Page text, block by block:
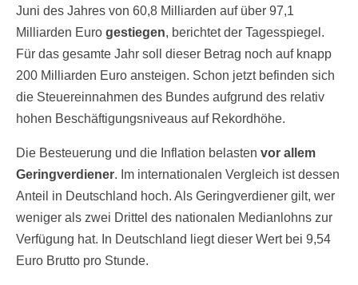
Juni des Jahres von 60,8 Milliarden auf über 97,1
Milliarden Euro gestiegen, berichtet der Tagesspiegel.
Für das gesamte Jahr soll dieser Betrag noch auf knapp
200 Milliarden Euro ansteigen. Schon jetzt befinden sich
die Steuereinnahmen des Bundes aufgrund des relativ
hohen Beschäftigungsniveaus auf Rekordhöhe.
Die Besteuerung und die Inflation belasten vor allem
Geringverdiener. Im internationalen Vergleich ist dessen
Anteil in Deutschland hoch. Als Geringverdiener gilt, wer
weniger als zwei Drittel des nationalen Medianlohns zur
Verfügung hat. In Deutschland liegt dieser Wert bei 9,54
Euro Brutto pro Stunde.